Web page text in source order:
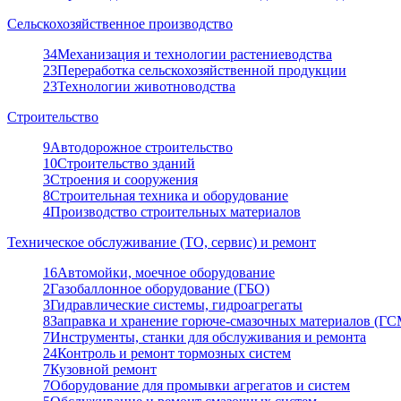
Сельскохозяйственное производство
34Механизация и технологии растениеводства
23Переработка сельскохозяйственной продукции
23Технологии животноводства
Строительство
9Автодорожное строительство
10Строительство зданий
3Строения и сооружения
8Строительная техника и оборудование
4Производство строительных материалов
Техническое обслуживание (ТО, сервис) и ремонт
16Автомойки, моечное оборудование
2Газобаллонное оборудование (ГБО)
3Гидравлические системы, гидроагрегаты
8Заправка и хранение горюче-смазочных материалов
7Инструменты, станки для обслуживания и ремонта
24Контроль и ремонт тормозных систем
7Кузовной ремонт
7Оборудование для промывки агрегатов и систем